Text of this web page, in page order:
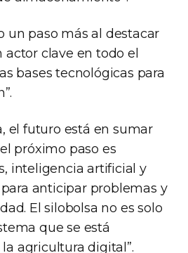
un paso más al destacar
actor clave en todo el
bases tecnológicas para
el futuro está en sumar
próximo paso es
inteligencia artificial y
anticipar problemas y
El silobolsa no es solo
que se está
agricultura digital”.